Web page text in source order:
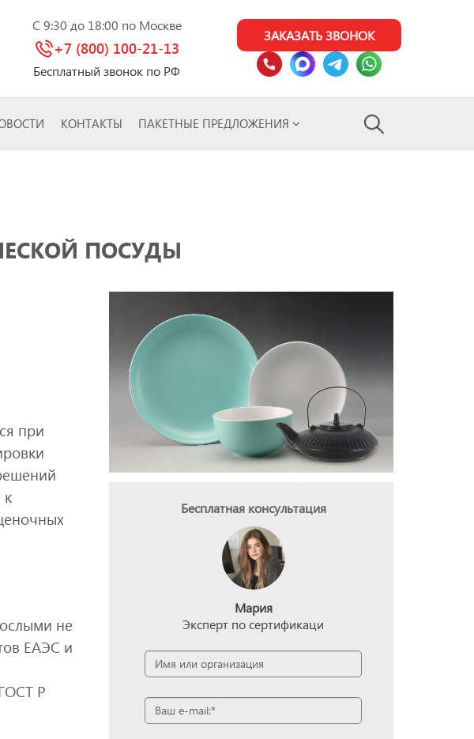
C 9:30 до 18:00 по Москве
+7 (800) 100-21-13
Бесплатный звонок по РФ
ЗАКАЗАТЬ ЗВОНОК
КОНТАКТЫ ПАКЕТНЫЕ ПРЕДЛОЖЕНИЯ
ПОСУДЫ
при
к
не
ЕАЭС и
Р
Бесплатная консультация
Мария
Эксперт по сертификаци